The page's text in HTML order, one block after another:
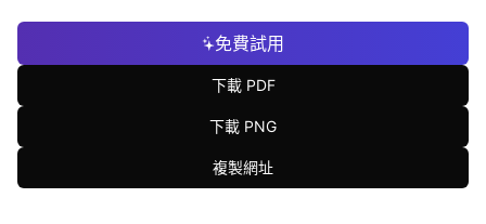
免費試用
下載 PDF
下載 PNG
複製網址